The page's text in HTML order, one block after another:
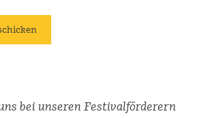
bei unseren Festivalförderern